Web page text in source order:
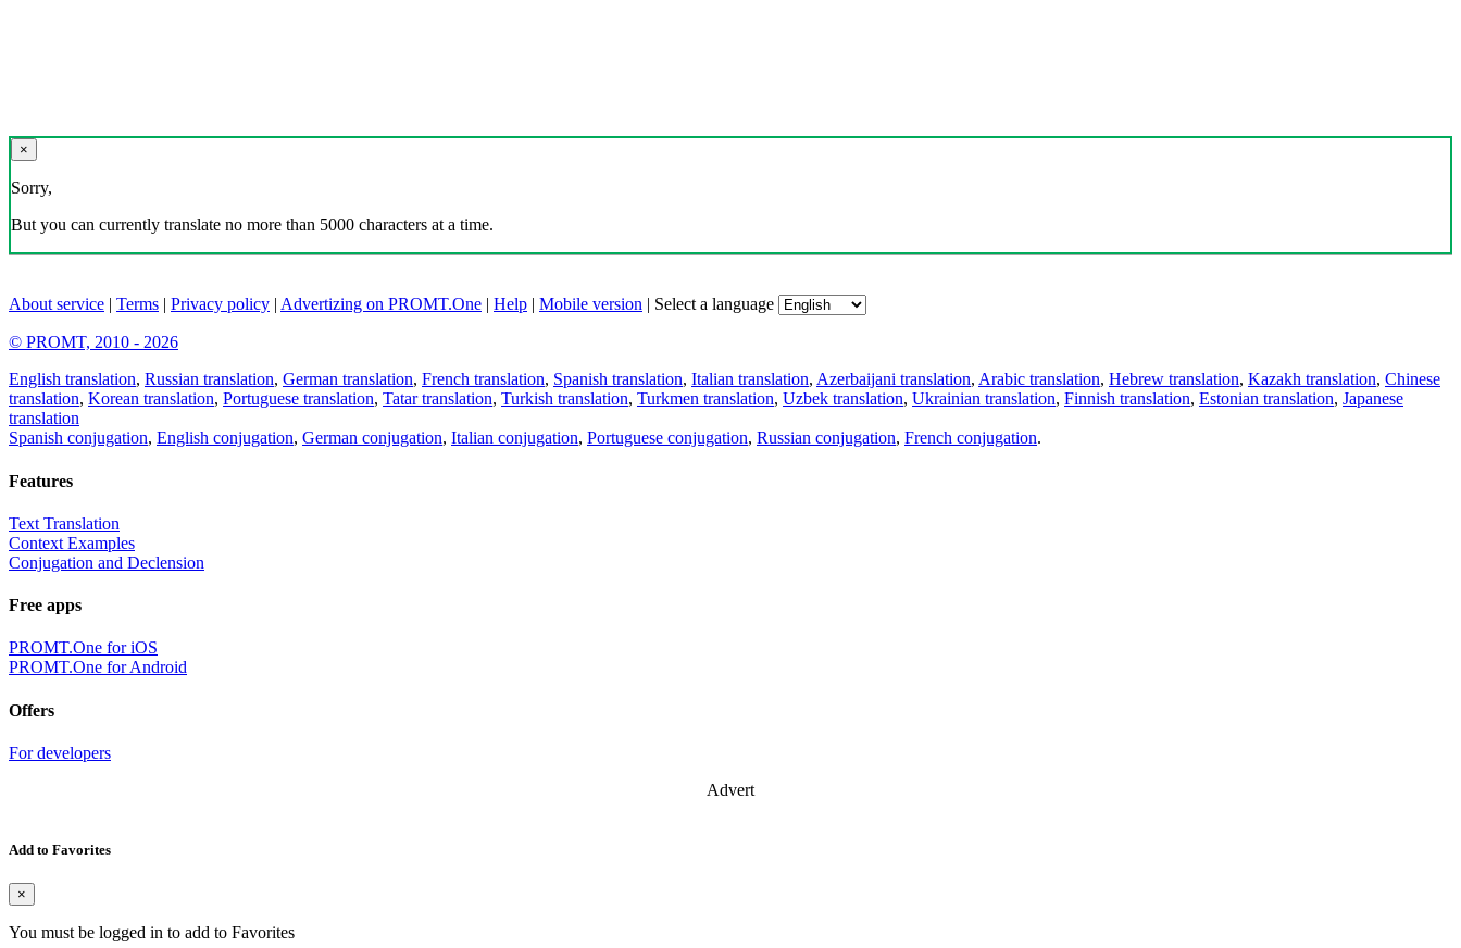
×
Sorry,
But you can currently translate no more than 5000 characters at a time.
About service | Terms | Privacy policy | Advertizing on PROMT.One | Help | Mobile version | Select a language
© PROMT, 2010 - 2026
English translation, Russian translation, German translation, French translation, Spanish translation, Italian translation, Azerbaijani translation, Arabic translation, Hebrew translation, Kazakh translation, Chinese
translation, Korean translation, Portuguese translation, Tatar translation, Turkish translation, Turkmen translation, Uzbek translation, Ukrainian translation, Finnish translation, Estonian translation, Japanese
translation
Spanish conjugation, English conjugation, German conjugation, Italian conjugation, Portuguese conjugation, Russian conjugation, French conjugation.
Features
Text Translation
Context Examples
Conjugation and Declension
Free apps
PROMT.One for iOS
PROMT.One for Android
Offers
For developers
Advert
Add to Favorites
×
You must be logged in to add to Favorites